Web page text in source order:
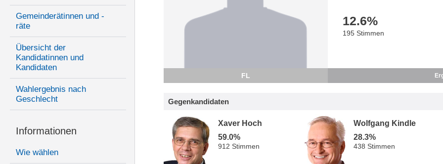
Gemeinderätinnen und -
räte
Übersicht der
Kandidatinnen und
Kandidaten
Wahlergebnis nach
Geschlecht
Informationen
Wie wählen
FL
12.6%
195 Stimmen
Gegenkandidaten
Xaver Hoch
59.0%
912 Stimmen
Wolfgang Kindle
28.3%
438 Stimmen